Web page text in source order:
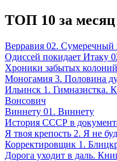
ТОП 10 за месяц
Верравия 02. Сумеречный
Одиссей покидает Итаку
Хроники забытых
Моногамия 3. Половина
Ильинск 1. Гимназистка.
Вонсович
Виннету 01. Виннету
История СССР в
Я твоя крепость 2. Я не
Корректировщик 1.
Дорога уходит в даль.